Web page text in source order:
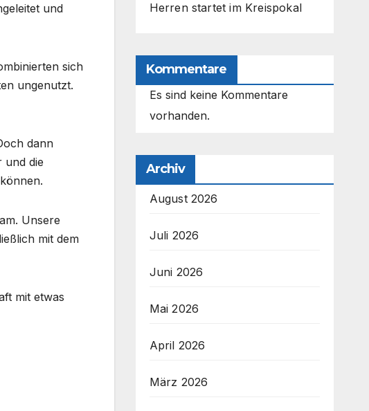
und
sich
ungenutzt.
dann
und die
Unsere
mit dem
mit etwas
Herren startet im Kreispokal
Kommentare
Es sind keine Kommentare
vorhanden.
Archiv
August 2026
Juli 2026
Juni 2026
Mai 2026
April 2026
März 2026